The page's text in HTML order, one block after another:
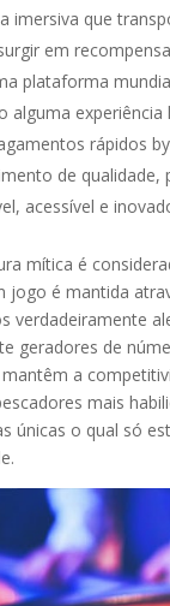
imersiva que
em
plataforma
alguma
rápidos
de qualidade,
acessível e
mítica é
jogo é mantida
verdadeiramente
geradores de
a
mais
únicas o qual só